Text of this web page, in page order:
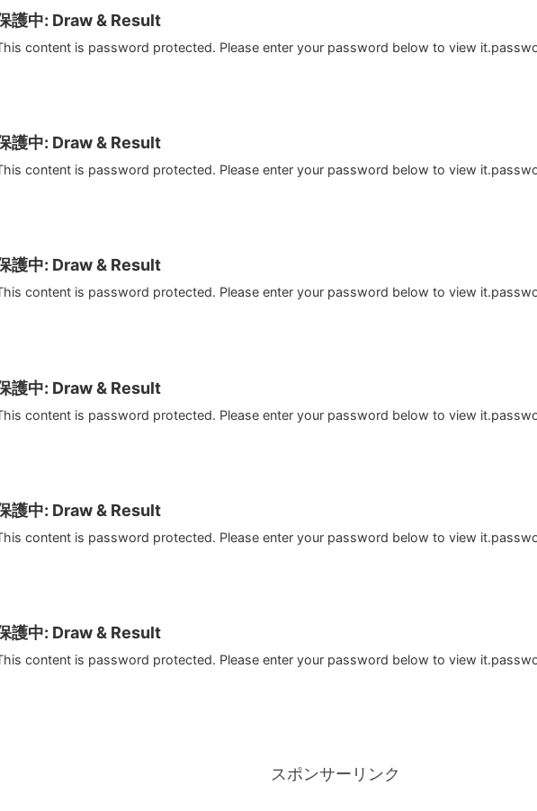
護中: Draw & Result
content is password protected. Please enter your password below to view
護中: Draw & Result
content is password protected. Please enter your password below to view
護中: Draw & Result
content is password protected. Please enter your password below to view
護中: Draw & Result
content is password protected. Please enter your password below to view
護中: Draw & Result
content is password protected. Please enter your password below to view
護中: Draw & Result
content is password protected. Please enter your password below to view
スポンサーリンク